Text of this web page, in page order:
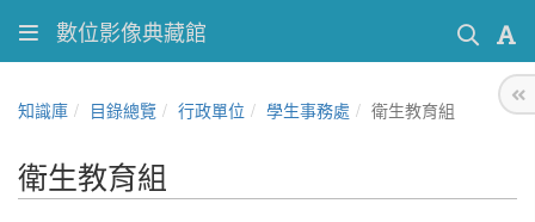
數位影像典藏館
知識庫 目錄總覽 行政單位 學生事務處 衛生教育組
衛生教育組